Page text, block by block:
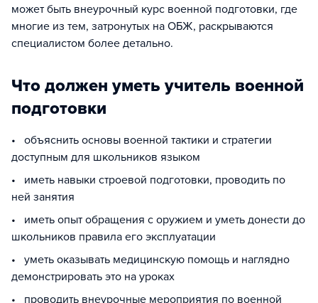
может быть внеурочный курс военной подготовки, где
многие из тем, затронутых на ОБЖ, раскрываются
специалистом более детально.
Что должен уметь учитель военной
подготовки
• объяснить основы военной тактики и стратегии
доступным для школьников языком
• иметь навыки строевой подготовки, проводить по
ней занятия
• иметь опыт обращения с оружием и уметь донести до
школьников правила его эксплуатации
• уметь оказывать медицинскую помощь и наглядно
демонстрировать это на уроках
• проводить внеурочные мероприятия по военной